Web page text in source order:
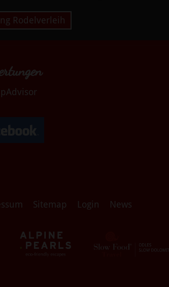
Rodelverleih
Sitemap Login News